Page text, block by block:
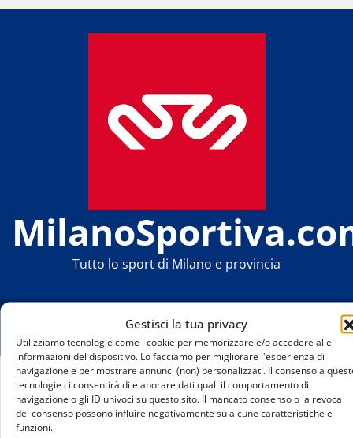
Gestisci la tua privacy
Utilizziamo tecnologie come i cookie per memorizzare e/o accedere alle
informazioni del dispositivo. Lo facciamo per migliorare l'esperienza di
navigazione e per mostrare annunci (non) personalizzati. Il consenso a
tecnologie ci consentirà di elaborare dati quali il comportamento di
navigazione o gli ID univoci su questo sito. Il mancato consenso o la revoca
del consenso possono influire negativamente su alcune caratteristiche e
funzioni.
Tutto lo sport di Milano e provincia
Home
Nasce a Milano un polo formativo sportivo
all’avanguardia con tutor IA per ogni studente